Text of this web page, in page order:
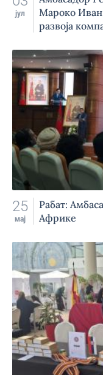
јул
Мароко Иван
развоја
BakersLake
25
мај
Рабат:
Африке